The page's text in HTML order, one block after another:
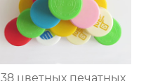
38 цветных печатных